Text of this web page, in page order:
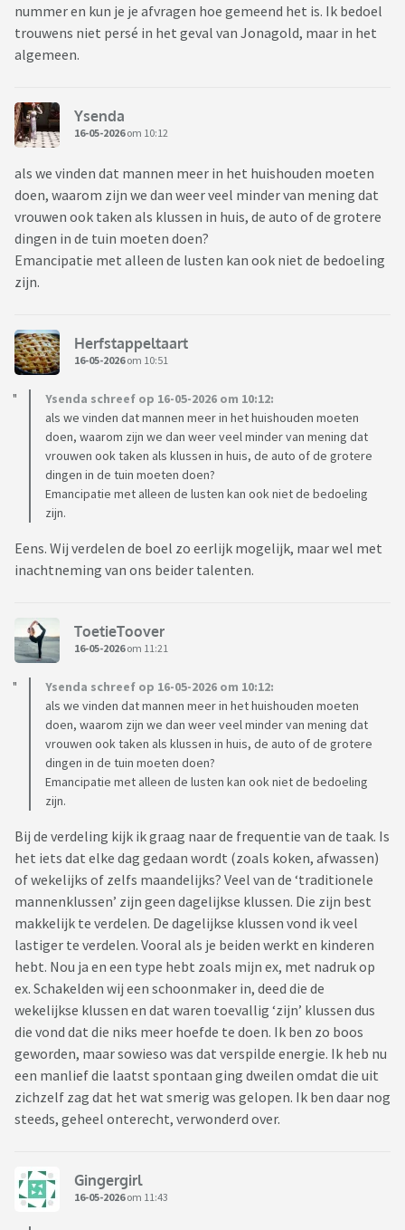
nummer en kun je je afvragen hoe gemeend het is. Ik bedoel
trouwens niet persé in het geval van Jonagold, maar in het
algemeen.
Ysenda
16-05-2026om 10:12
als we vinden dat mannen meer in het huishouden moeten
doen, waarom zijn we dan weer veel minder van mening dat
vrouwen ook taken als klussen in huis, de auto of de grotere
dingen in de tuin moeten doen?
Emancipatie met alleen de lusten kan ook niet de bedoeling
zijn.
Herfstappeltaart
16-05-2026om 10:51
Ysenda schreef op 16-05-2026 om 10:12:
als we vinden dat mannen meer in het huishouden moeten
doen, waarom zijn we dan weer veel minder van mening dat
vrouwen ook taken als klussen in huis, de auto of de grotere
dingen in de tuin moeten doen?
Emancipatie met alleen de lusten kan ook niet de bedoeling
zijn.
Eens. Wij verdelen de boel zo eerlijk mogelijk, maar wel met
inachtneming van ons beider talenten.
ToetieToover
16-05-2026om 11:21
Ysenda schreef op 16-05-2026 om 10:12:
als we vinden dat mannen meer in het huishouden moeten
doen, waarom zijn we dan weer veel minder van mening dat
vrouwen ook taken als klussen in huis, de auto of de grotere
dingen in de tuin moeten doen?
Emancipatie met alleen de lusten kan ook niet de bedoeling
zijn.
Bij de verdeling kijk ik graag naar de frequentie van de taak. Is
het iets dat elke dag gedaan wordt (zoals koken, afwassen)
of wekelijks of zelfs maandelijks? Veel van de ‘traditionele
mannenklussen’ zijn geen dagelijkse klussen. Die zijn best
makkelijk te verdelen. De dagelijkse klussen vond ik veel
lastiger te verdelen. Vooral als je beiden werkt en kinderen
hebt. Nou ja en een type hebt zoals mijn ex, met nadruk op
ex. Schakelden wij een schoonmaker in, deed die de
wekelijkse klussen en dat waren toevallig ‘zijn’ klussen dus
die vond dat die niks meer hoefde te doen. Ik ben zo boos
geworden, maar sowieso was dat verspilde energie. Ik heb nu
een manlief die laatst spontaan ging dweilen omdat die uit
zichzelf zag dat het wat smerig was gelopen. Ik ben daar nog
steeds, geheel onterecht, verwonderd over.
Gingergirl
16-05-2026om 11:43